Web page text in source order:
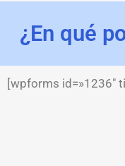
¿En qué
[wpforms id=»1236″